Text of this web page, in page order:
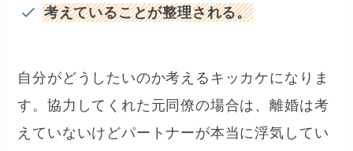
考えていることが整理される。
自分がどうしたいのか考えるキッカケになりま
す。協力してくれた元同僚の場合は、離婚は考
えていないけどパートナーが本当に浮気してい